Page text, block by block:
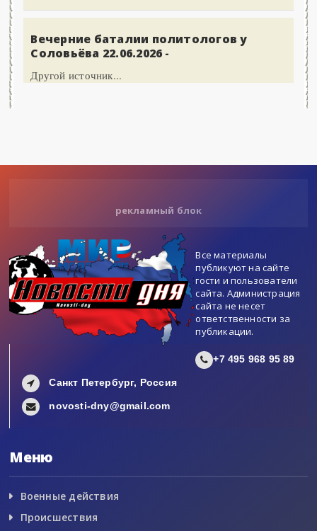
Вечерние баталии политологов у
Соловьёва 22.06.2026 -
Другой источник...
рекламный блок
Все материалы
публикуют на сайте
гости и пользователи
сайта. Администрация
сайта не несет
ответственности за
публикации.
+7 495 968 95 89
Санкт Петербург, Россия
novosti-dny@gmail.com
Меню
Военные действия
Происшествия